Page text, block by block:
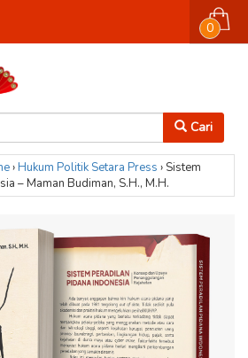
Cari
0
›Hukum Politik Setara Press › Sistem
– Maman Budiman, S.H., M.H.